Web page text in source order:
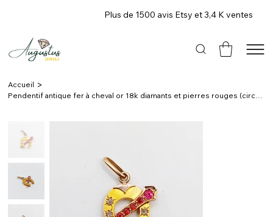
Plus de 1500 avis Etsy et 3,4 K ventes
Accueil >
Pendentif antique fer à cheval or 18k diamants et pierres rouges (circa 1900)